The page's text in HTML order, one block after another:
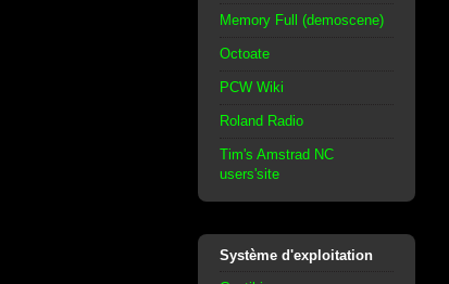
Memory Full (demoscene)
Octoate
PCW Wiki
Roland Radio
Tim's Amstrad NC
users'site
Système d'exploitation